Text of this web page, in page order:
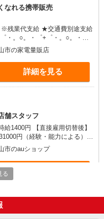
なれる携帯販売
※残業代支給 ★交通費別途支給
(規定有) お友達を紹介
給(規定有) ★月2回払
程有）★ ゜・。○。・゜
市の家電量販店
詳細を見る
舗スタッフ
給1400円 【直接雇用切替後】
円（経験・能力による）
休日108日 ・試用期間最短3
条件変更無） ・社会保険完備
フィットステーション ・誕生
保険組合 ゜+゜・。
・゜+゜ 入社祝い金10万円支
。○。・゜+゜
市のauショップ
人気機種に詳しくなれる携帯
る